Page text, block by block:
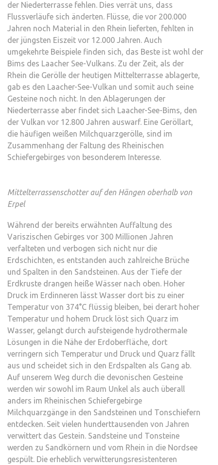
der Niederterrasse fehlen. Dies verrät uns, dass
Flussverläufe sich änderten. Flüsse, die vor 200.000
Jahren noch Material in den Rhein lieferten, fehlten in
der jüngsten Eiszeit vor 12.000 Jahren. Auch
umgekehrte Beispiele finden sich, das Beste ist wohl der
Bims des Laacher See-Vulkans. Zu der Zeit, als der
Rhein die Gerölle der heutigen Mittelterrasse ablagerte,
gab es den Laacher-See-Vulkan und somit auch seine
Gesteine noch nicht. In den Ablagerungen der
Niederterrasse aber findet sich Laacher-See-Bims, den
der Vulkan vor 12.800 Jahren auswarf. Eine Geröllart,
die häufigen weißen Milchquarzgerölle, sind im
Zusammenhang der Faltung des Rheinischen
Schiefergebirges von besonderem Interesse.
Mittelterrassenschotter auf den Hängen oberhalb von
Erpel
Während der bereits erwähnten Auffaltung des
Variszischen Gebirges vor 300 Millionen Jahren
verfalteten und verbogen sich nicht nur die
Erdschichten, es entstanden auch zahlreiche Brüche
und Spalten in den Sandsteinen. Aus der Tiefe der
Erdkruste drangen heiße Wässer nach oben. Hoher
Druck im Erdinneren lässt Wasser dort bis zu einer
Temperatur von 374°C flüssig bleiben, bei derart hoher
Temperatur und hohem Druck löst sich Quarz im
Wasser, gelangt durch aufsteigende hydrothermale
Lösungen in die Nähe der Erdoberfläche, dort
verringern sich Temperatur und Druck und Quarz fällt
aus und scheidet sich in den Erdspalten als Gang ab.
Auf unserem Weg durch die devonischen Gesteine
werden wir sowohl im Raum Unkel als auch überall
anders im Rheinischen Schiefergebirge
Milchquarzgänge in den Sandsteinen und Tonschiefern
entdecken. Seit vielen hunderttausenden von Jahren
verwittert das Gestein. Sandsteine und Tonsteine
werden zu Sandkörnern und vom Rhein in die Nordsee
gespült. Die erheblich verwitterungsresistenteren